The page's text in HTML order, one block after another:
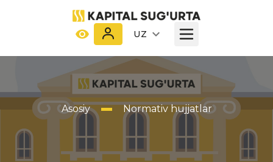
UZ
Asosiy Normativ hujjatlar